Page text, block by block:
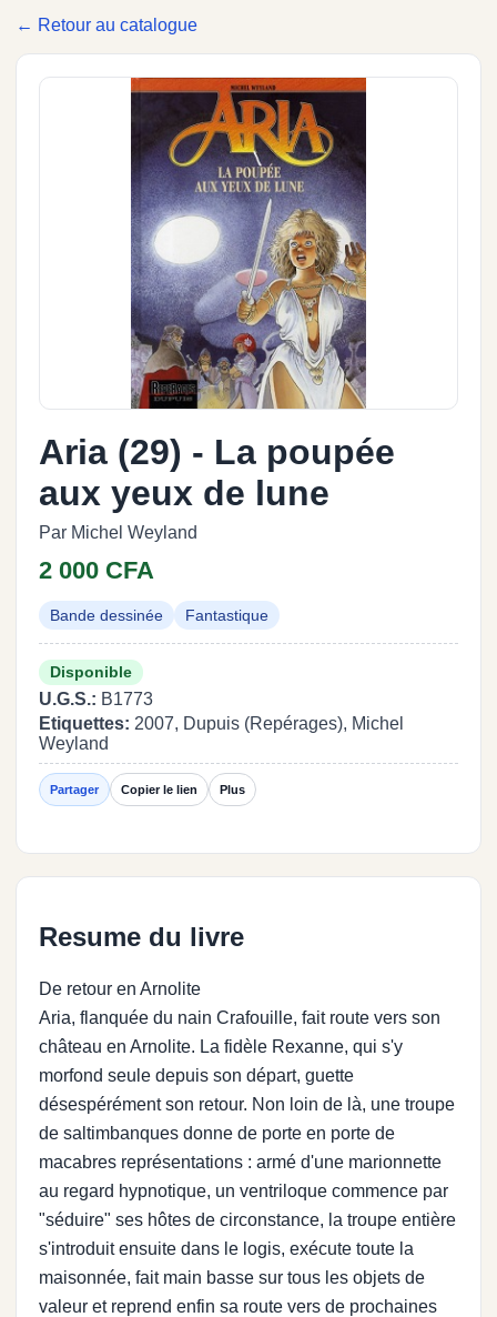
← Retour au catalogue
Aria (29) - La poupée
aux yeux de lune
Par Michel Weyland
2 000 CFA
Bande dessinée Fantastique
Disponible
U.G.S.: B1773
Etiquettes: 2007, Dupuis (Repérages), Michel
Weyland
Partager Copier le lien Plus
Resume du livre
De retour en Arnolite
Aria, flanquée du nain Crafouille, fait route vers son
château en Arnolite. La fidèle Rexanne, qui s'y
morfond seule depuis son départ, guette
désespérément son retour. Non loin de là, une troupe
de saltimbanques donne de porte en porte de
macabres représentations : armé d'une marionnette
au regard hypnotique, un ventriloque commence par
"séduire" ses hôtes de circonstance, la troupe entière
s'introduit ensuite dans le logis, exécute toute la
maisonnée, fait main basse sur tous les objets de
valeur et reprend enfin sa route vers de prochaines